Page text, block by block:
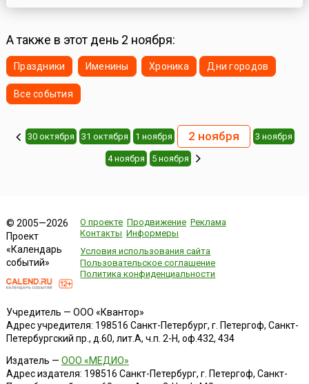
А также в этот день 2 ноября:
Праздники Именины Хроника Дни городов
Все события
30 октября 31 октября 1 ноября 2 ноября 3 ноября
4 ноября 5 ноября
© 2005—2026
Проект
«Календарь
событий»
О проекте Продвижение Реклама
Контакты Информеры
Условия использования сайта
Пользовательское соглашение
Политика конфиденциальности
Учредитель — ООО «Квантор»
Адрес учредителя: 198516 Санкт-Петербург, г. Петергоф, Санкт-
Петербургский пр., д.60, лит.А, ч.п. 2-Н, оф.432, 434
Издатель — ООО «МЕДИО»
Адрес издателя: 198516 Санкт-Петербург, г. Петергоф, Санкт-